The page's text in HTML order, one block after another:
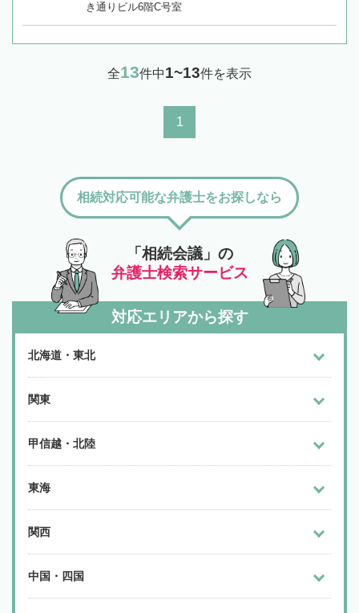
き通りビル6階C号室
全13件中1~13件を表示
1
「相続会議」の
弁護士検索サービス
相続対応可能な弁護士をお探しなら
対応エリアから探す
北海道・東北
関東
甲信越・北陸
東海
関西
中国・四国